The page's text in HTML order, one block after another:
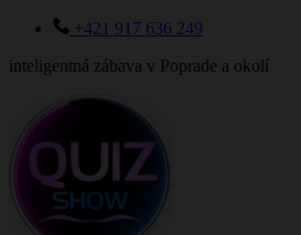
+421 917 636 249
inteligentná zábava v Poprade a okolí